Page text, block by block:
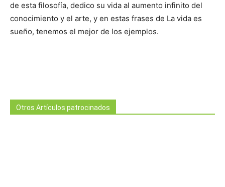
de esta filosofía, dedico su vida al aumento infinito del
conocimiento y el arte, y en estas frases de La vida es
sueño, tenemos el mejor de los ejemplos.
Otros Artículos patrocinados